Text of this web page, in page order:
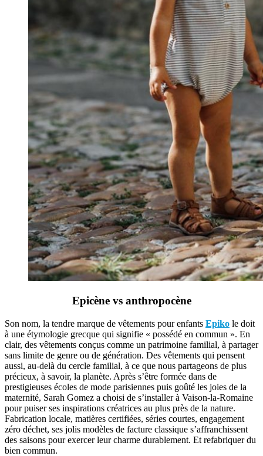
Epicène vs anthropocène
Son nom, la tendre marque de vêtements pour enfants Epiko le doit
à une étymologie grecque qui signifie « possédé en commun ». En
clair, des vêtements conçus comme un patrimoine familial, à partager
sans limite de genre ou de génération. Des vêtements qui pensent
aussi, au-delà du cercle familial, à ce que nous partageons de plus
précieux, à savoir, la planète. Après s’être formée dans de
prestigieuses écoles de mode parisiennes puis goûté les joies de la
maternité, Sarah Gomez a choisi de s’installer à Vaison-la-Romaine
pour puiser ses inspirations créatrices au plus près de la nature.
Fabrication locale, matières certifiées, séries courtes, engagement
zéro déchet, ses jolis modèles de facture classique s’affranchissent
des saisons pour exercer leur charme durablement. Et refabriquer du
bien commun.